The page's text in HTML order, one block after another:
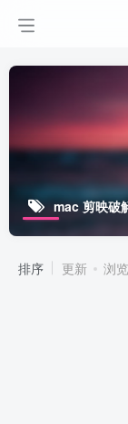
mac 剪映破
排序 更新 浏览